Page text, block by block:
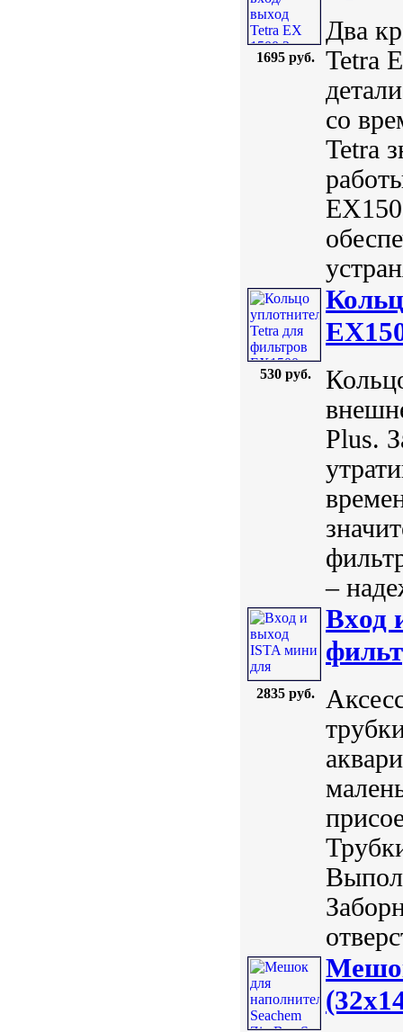
1695 руб.
Два
Tetra
со
Tetra
530 руб.
Plus.
–
2835 руб.
Вxод